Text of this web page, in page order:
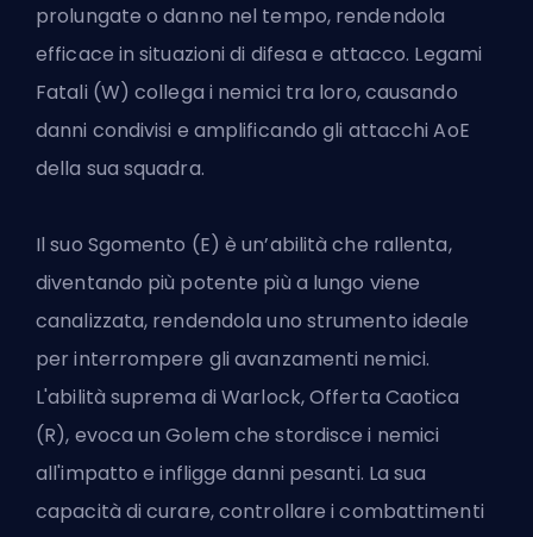
prolungate o danno nel tempo, rendendola
efficace in situazioni di difesa e attacco. Legami
Fatali (W) collega i nemici tra loro, causando
danni condivisi e amplificando gli attacchi AoE
della sua squadra.
Il suo Sgomento (E) è un’abilità che rallenta,
diventando più potente più a lungo viene
canalizzata, rendendola uno strumento ideale
per interrompere gli avanzamenti nemici.
L'abilità suprema di Warlock, Offerta Caotica
(R), evoca un Golem che stordisce i nemici
all'impatto e infligge danni pesanti. La sua
capacità di curare, controllare i combattimenti